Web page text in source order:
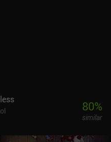
Por desgracia, los dos
caros, 6,99 $ cada uno. 80%
similar